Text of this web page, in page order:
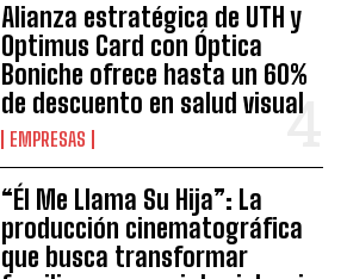
Alianza estratégica de UTH y
Optimus Card con Óptica
Boniche ofrece hasta un 60%
de descuento en salud visual
EMPRESAS
“Él Me Llama Su Hija”: La
producción cinematográfica
que busca transformar